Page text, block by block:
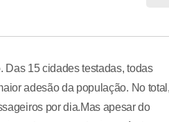
Das 15 cidades testadas, todas
adesão da população. No total,
por dia.Mas apesar do